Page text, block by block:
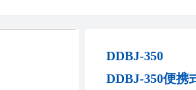
DDBJ-350
DDBJ-350便携